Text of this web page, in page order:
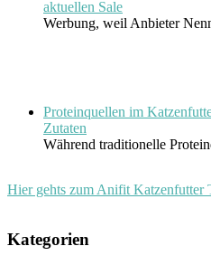
aktuellen Sale
Werbung, weil Anbieter
Proteinquellen im
Zutaten
Während traditionelle
Hier gehts zum Anifit Katzenfutter
Kategorien